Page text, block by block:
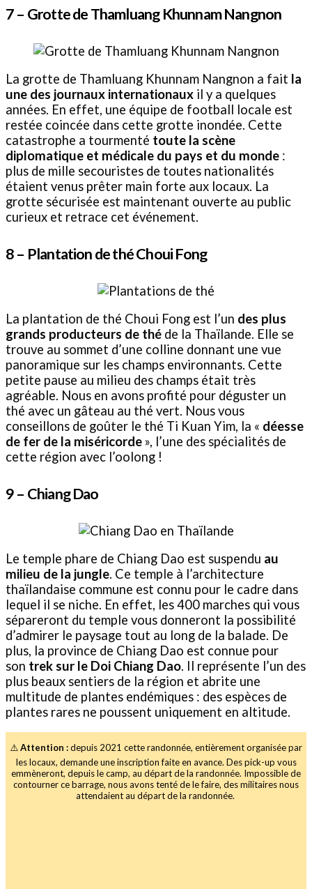
7 – Grotte de Thamluang Khunnam Nangnon
La grotte de Thamluang Khunnam Nangnon a fait la
une des journaux internationaux il y a quelques
années. En effet, une équipe de football locale est
restée coincée dans cette grotte inondée. Cette
catastrophe a tourmenté toute la scène
diplomatique et médicale du pays et du monde :
plus de mille secouristes de toutes nationalités
étaient venus prêter main forte aux locaux. La
grotte sécurisée est maintenant ouverte au public
curieux et retrace cet événement.
8 – Plantation de thé Choui Fong
La plantation de thé Choui Fong est l’un des plus
grands producteurs de thé de la Thaïlande. Elle se
trouve au sommet d’une colline donnant une vue
panoramique sur les champs environnants. Cette
petite pause au milieu des champs était très
agréable. Nous en avons profité pour déguster un
thé avec un gâteau au thé vert. Nous vous
conseillons de goûter le thé Ti Kuan Yim, la « déesse
de fer de la miséricorde », l’une des spécialités de
cette région avec l’oolong !
9 – Chiang Dao
Le temple phare de Chiang Dao est suspendu au
milieu de la jungle. Ce temple à l’architecture
thaïlandaise commune est connu pour le cadre dans
lequel il se niche. En effet, les 400 marches qui vous
sépareront du temple vous donneront la possibilité
d’admirer le paysage tout au long de la balade. De
plus, la province de Chiang Dao est connue pour
son trek sur le Doi Chiang Dao. Il représente l’un des
plus beaux sentiers de la région et abrite une
multitude de plantes endémiques : des espèces de
plantes rares ne poussent uniquement en altitude.
⚠️Attention :depuis 2021 cette randonnée, entièrement organisée par
les locaux, demande une inscription faite en avance. Des pick-up vous
emmèneront, depuis le camp, au départ de la randonnée. Impossible de
contourner ce barrage, nous avons tenté de le faire, des militaires nous
attendaient au départ de la randonnée.